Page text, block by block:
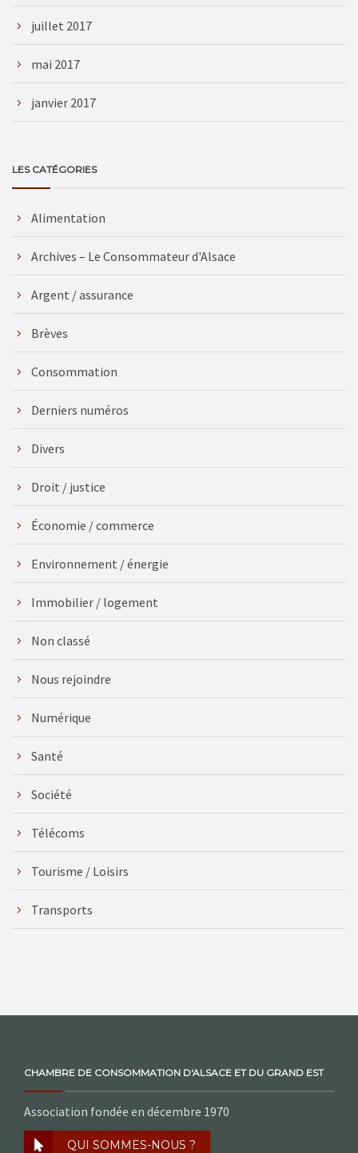
juillet 2017
mai 2017
janvier 2017
LES CATÉGORIES
Alimentation
Archives – Le Consommateur d'Alsace
Argent / assurance
Brèves
Consommation
Derniers numéros
Divers
Droit / justice
Économie / commerce
Environnement / énergie
Immobilier / logement
Non classé
Nous rejoindre
Numérique
Santé
Société
Télécoms
Tourisme / Loisirs
Transports
CHAMBRE DE CONSOMMATION D'ALSACE ET DU GRAND EST
Association fondée en décembre 1970
QUI SOMMES-NOUS ?